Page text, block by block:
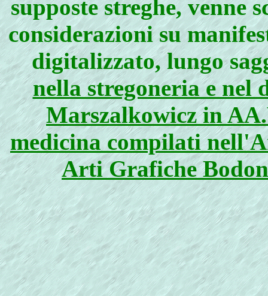
supposte streghe, venne
considerazioni su
digitalizzato, lungo
nella stregoneria e nel
Marszalkowicz in
medicina compilati
Arti Grafiche